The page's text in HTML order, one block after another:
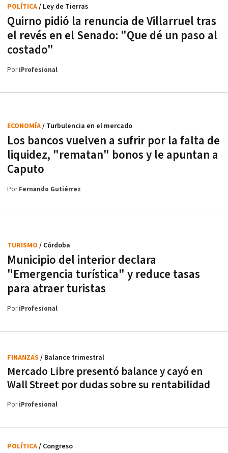
Quirno pidió la renuncia de Villarruel tras
el revés en el Senado: "Que dé un paso al
costado"
POLÍTICA/ Ley de Tierras
PoriProfesional
Los bancos vuelven a sufrir por la falta de
liquidez, "rematan" bonos y le apuntan a
Caputo
ECONOMÍA/ Turbulencia en el mercado
PorFernando Gutiérrez
Municipio del interior declara
"Emergencia turística" y reduce tasas
para atraer turistas
TURISMO / Córdoba
PoriProfesional
Mercado Libre presentó balance y cayó en
Wall Street por dudas sobre su rentabilidad
FINANZAS / Balance trimestral
PoriProfesional
POLÍTICA/ Congreso